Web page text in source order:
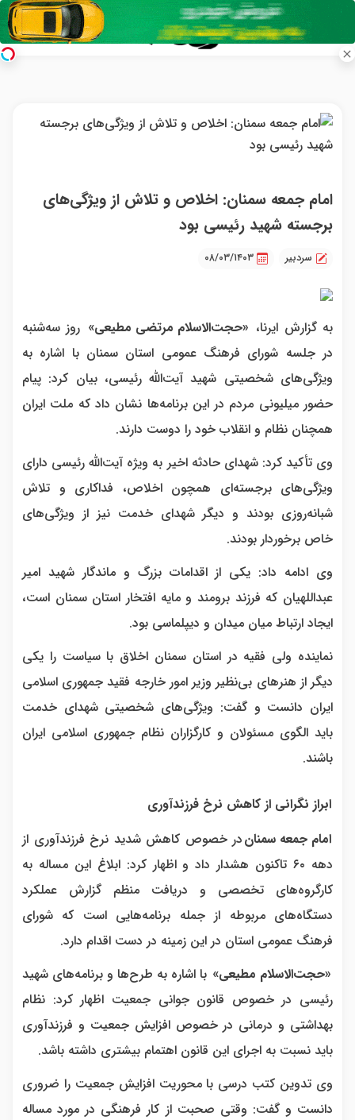
امام جمعه سمنان: اخلاص و تلاش از ویژگی‌های
برجسته شهید رئیسی بود
سردبیر ۰۸/۰۳/۱۴۰۳
به گزارش ایرنا، «حجت‌الاسلام مرتضی مطیعی» روز سه‌شنبه
در جلسه شورای فرهنگ عمومی استان سمنان با اشاره به
ویژگی‌های شخصیتی شهید آیت‌الله رئیسی، بیان کرد: پیام
حضور میلیونی مردم در این برنامه‌ها نشان داد که ملت ایران
همچنان نظام و انقلاب خود را دوست دارند.
وی تأکید کرد: شهدای حادثه اخیر به ویژه آیت‌الله رئیسی دارای
ویژگی‌های برجسته‌ای همچون اخلاص، فداکاری و تلاش
شبانه‌روزی بودند و دیگر شهدای خدمت نیز از ویژگی‌های
خاص برخوردار بودند.
وی ادامه داد: یکی از اقدامات بزرگ و ماندگار شهید امیر
عبداللهیان که فرزند برومند و مایه افتخار استان سمنان است،
ایجاد ارتباط میان میدان و دیپلماسی بود.
نماینده ولی فقیه در استان سمنان اخلاق با سیاست را یکی
دیگر از هنرهای بی‌نظیر وزیر امور خارجه فقید جمهوری اسلامی
ایران دانست و گفت: ویژگی‌های شخصیتی شهدای خدمت
باید الگوی مسئولان و کارگزاران نظام جمهوری اسلامی ایران
باشند.
ابراز نگرانی از کاهش نرخ فرزندآوری
امام جمعه سمناندر خصوص کاهش شدید نرخ فرزندآوری از
دهه ۶۰ تاکنون هشدار داد و اظهار کرد: ابلاغ این مساله به
کارگروه‌های تخصصی و دریافت منظم گزارش عملکرد
دستگاه‌های مربوطه از جمله برنامه‌هایی است که شورای
فرهنگ عمومی استان در این زمینه در دست اقدام دارد.
«حجت‌الاسلام مطیعی» با اشاره به طرح‌ها و برنامه‌های شهید
رئیسی در خصوص قانون جوانی جمعیت اظهار کرد: نظام
بهداشتی و درمانی در خصوص افزایش جمعیت و فرزندآوری
باید نسبت به اجرای این قانون اهتمام بیشتری داشته‌ باشد.
وی تدوین کتب درسی با محوریت افزایش جمعیت را ضروری
دانست و گفت: وقتی صحبت از کار فرهنگی در مورد مساله